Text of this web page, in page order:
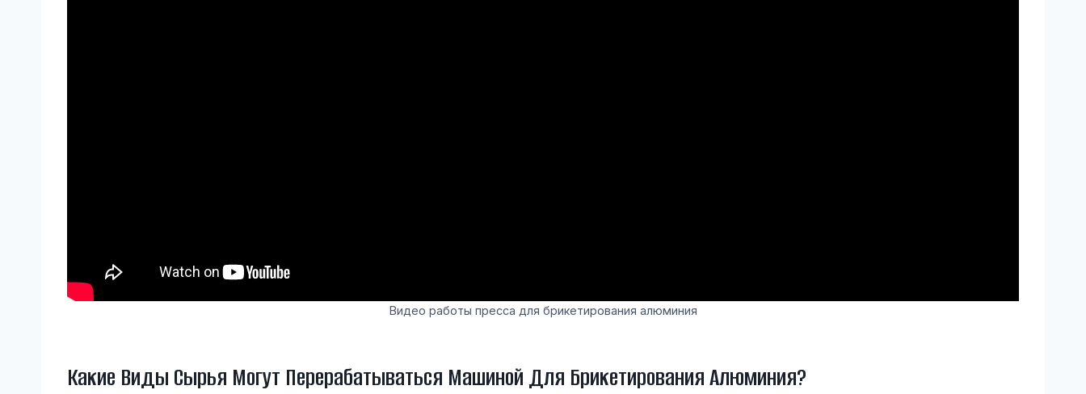
Видео работы пресса для брикетирования алюминия
Какие Виды Сырья Могут Перерабатываться Машиной Для Брикетирования Алюминия?